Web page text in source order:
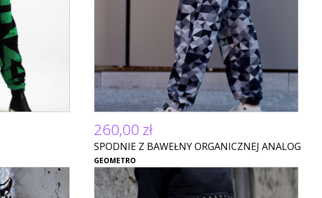
260,00 zł
SPODNIE Z BAWEŁNY ORGANICZNEJ ANALOG
GEOMETRO